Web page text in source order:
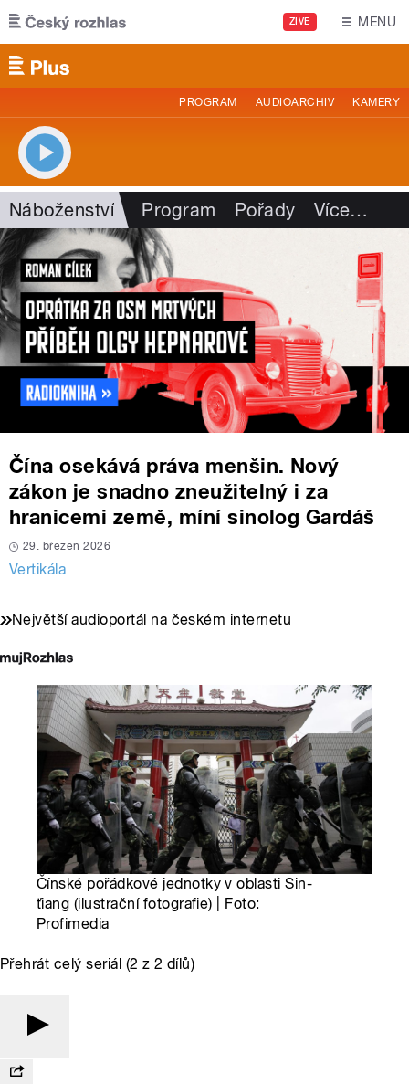
Přejít k hlavnímu obsahu
ŽIVĚ MENU
PROGRAM AUDIOARCHIV KAMERY
Náboženství Program Pořady Více…
Čína osekává práva menšin. Nový
zákon je snadno zneužitelný i za
hranicemi země, míní sinolog Gardáš
29. březen 2026
Vertikála
Největší audioportál na českém internetu
Čínské pořádkové jednotky v oblasti Sin-
ťiang (ilustrační fotografie) | Foto:
Profimedia
Přehrát celý seriál (2 z 2 dílů)